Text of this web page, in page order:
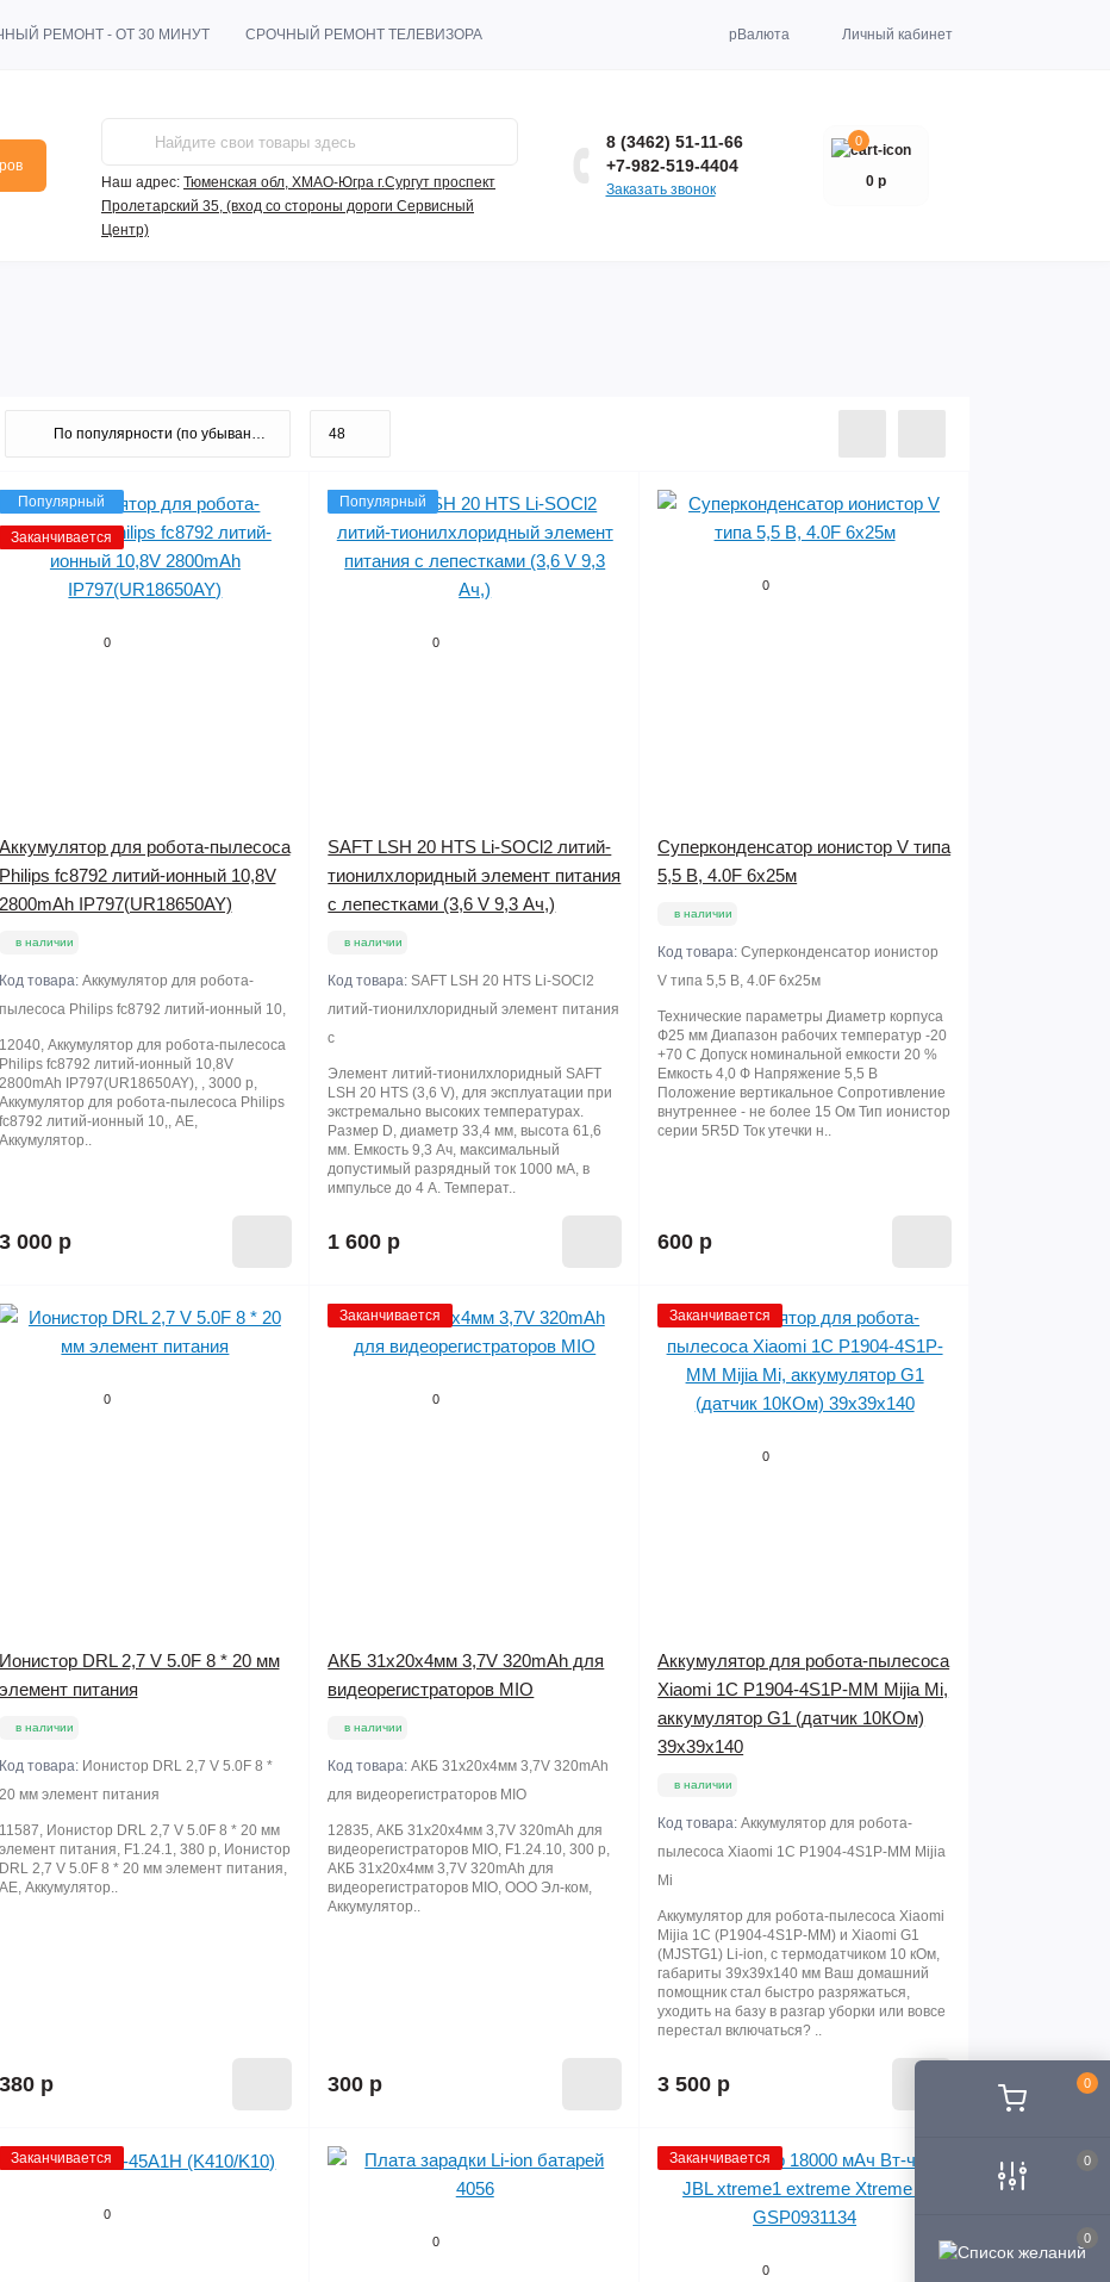
0
0
0
РЕМОНТ - ОТ 30 МИНУТ СРОЧНЫЙ РЕМОНТ ТЕЛЕВИЗОРА р Валюта Личный кабинет
Наш адрес: Тюменская обл, ХМАО-Югра г.Сургут проспект
Пролетарский 35, (вход со стороны дороги Сервисный
Центр)
8 (3462) 51-11-66
+7-982-519-4404
Заказать звонок
0
0 р
Популярный
Заканчивается
0
Аккумулятор для робота-пылесоса
Philips fc8792 литий-ионный 10,8V
2800mAh IP797(UR18650AY)
в наличии
Код товара: Аккумулятор для робота-
пылесоса Philips fc8792 литий-ионный 10,
12040, Аккумулятор для робота-пылесоса
Philips fc8792 литий-ионный 10,8V
2800mAh IP797(UR18650AY), , 3000 р,
Аккумулятор для робота-пылесоса Philips
fc8792 литий-ионный 10,, AE,
Аккумулятор..
3 000 р
Популярный
0
SAFT LSH 20 HTS Li-SOCl2 литий-
тионилхлоридный элемент питания
с лепестками (3,6 V 9,3 Ач,)
в наличии
Код товара:SAFT LSH 20 HTS Li-SOCl2
литий-тионилхлоридный элемент питания
с
Элемент литий-тионилхлоридный SAFT
LSH 20 HTS (3,6 V), для эксплуатации при
экстремально высоких температурах.
Размер D, диаметр 33,4 мм, высота 61,6
мм. Емкость 9,3 Ач, максимальный
допустимый разрядный ток 1000 мА, в
импульсе до 4 А. Температ..
1 600 р
0
Суперконденсатор ионистор V типа
5,5 В, 4.0F 6x25м
в наличии
Код товара:Суперконденсатор ионистор
V типа 5,5 В, 4.0F 6x25м
Технические параметры Диаметр корпуса
Ф25 мм Диапазон рабочих температур -20
+70 С Допуск номинальной емкости 20 %
Емкость 4,0 Ф Напряжение 5,5 В
Положение вертикальное Сопротивление
внутреннее - не более 15 Ом Тип ионистор
серии 5R5D Ток утечки н..
600 р
0
Ионистор DRL 2,7 V 5.0F 8 * 20 мм
элемент питания
в наличии
Код товара: Ионистор DRL 2,7 V 5.0F 8 *
20 мм элемент питания
11587, Ионистор DRL 2,7 V 5.0F 8 * 20 мм
элемент питания, F1.24.1, 380 р, Ионистор
DRL 2,7 V 5.0F 8 * 20 мм элемент питания,
AE, Аккумулятор..
380 р
Заканчивается
0
АКБ 31х20х4мм 3,7V 320mAh для
видеорегистраторов MIO
в наличии
Код товара:АКБ 31х20х4мм 3,7V 320mAh
для видеорегистраторов MIO
12835, АКБ 31х20х4мм 3,7V 320mAh для
видеорегистраторов MIO, F1.24.10, 300 р,
АКБ 31х20х4мм 3,7V 320mAh для
видеорегистраторов MIO, ООО Эл-ком,
Аккумулятор..
300 р
Заканчивается
0
Аккумулятор для робота-пылесоса
Xiaomi 1C P1904-4S1P-MM Mijia Mi,
аккумулятор G1 (датчик 10КОм)
39х39х140
в наличии
Код товара:Аккумулятор для робота-
пылесоса Xiaomi 1C P1904-4S1P-MM Mijia
Mi
Аккумулятор для робота-пылесоса Xiaomi
Mijia 1C (P1904-4S1P-MM) и Xiaomi G1
(MJSTG1) Li-ion, с термодатчиком 10 кОм,
габариты 39х39х140 мм Ваш домашний
помощник стал быстро разряжаться,
уходить на базу в разгар уборки или вовсе
перестал включаться? ..
3 500 р
Заканчивается
0
0
Заканчивается
0